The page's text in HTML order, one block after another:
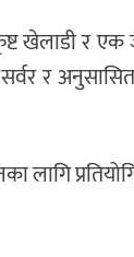
खेलाडी र
र
लागि